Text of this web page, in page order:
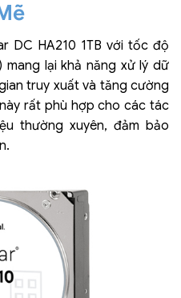
DC HA210 1TB với tốc độ
mang lại khả năng xử lý dữ
truy xuất và tăng cường
rất phù hợp cho các tác
thường xuyên, đảm bảo